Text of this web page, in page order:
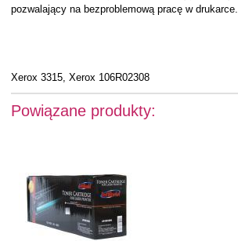
pozwalający na bezproblemową pracę w drukarce.
Xerox 3315, Xerox 106R02308
Powiązane produkty: